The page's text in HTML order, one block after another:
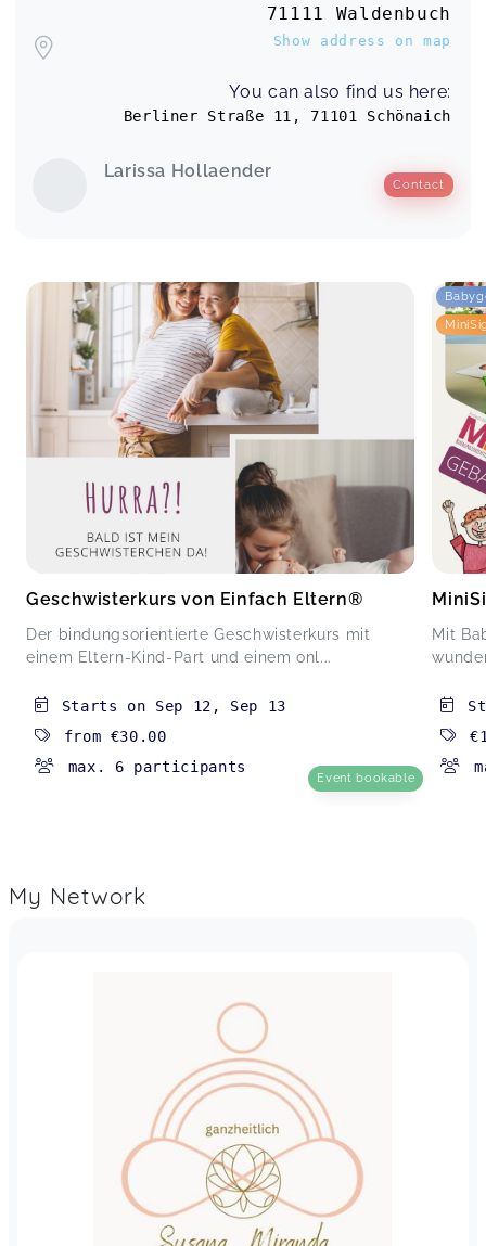
71111 Waldenbuch
Show address on map
You can also find us here:
Berliner Straße 11, 71101 Schönaich
Larissa Hollaender
Contact
Geschwisterkurs von Einfach Eltern®
Der bindungsorientierte Geschwisterkurs mit
einem Eltern-Kind-Part und einem onl...
Starts on Sep 12 , Sep 13
from €30.00
max. 6 participants
Event bookable
Mit
My Network